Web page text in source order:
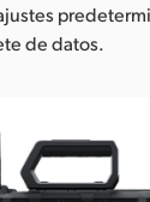
de datos.